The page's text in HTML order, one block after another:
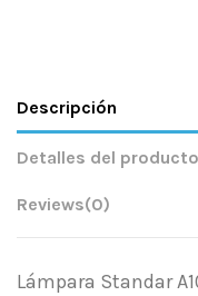
Descripción
Detalles del producto
Reviews(0)
Lámpara Standar